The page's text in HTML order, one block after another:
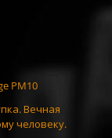
PM10
Вечная
человеку.